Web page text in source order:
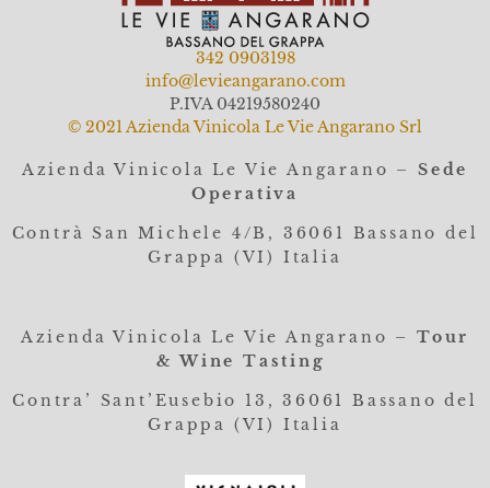
342 0903198
info@levieangarano.com
P.IVA 04219580240
© 2021 Azienda Vinicola Le Vie Angarano Srl
Azienda Vinicola Le Vie Angarano – Sede
Operativa
Contrà San Michele 4/B, 36061 Bassano del
Grappa (VI) Italia
Azienda Vinicola Le Vie Angarano –
Tour
& Wine Tasting
Contra’ Sant’Eusebio 13, 36061 Bassano del
Grappa (VI) Italia